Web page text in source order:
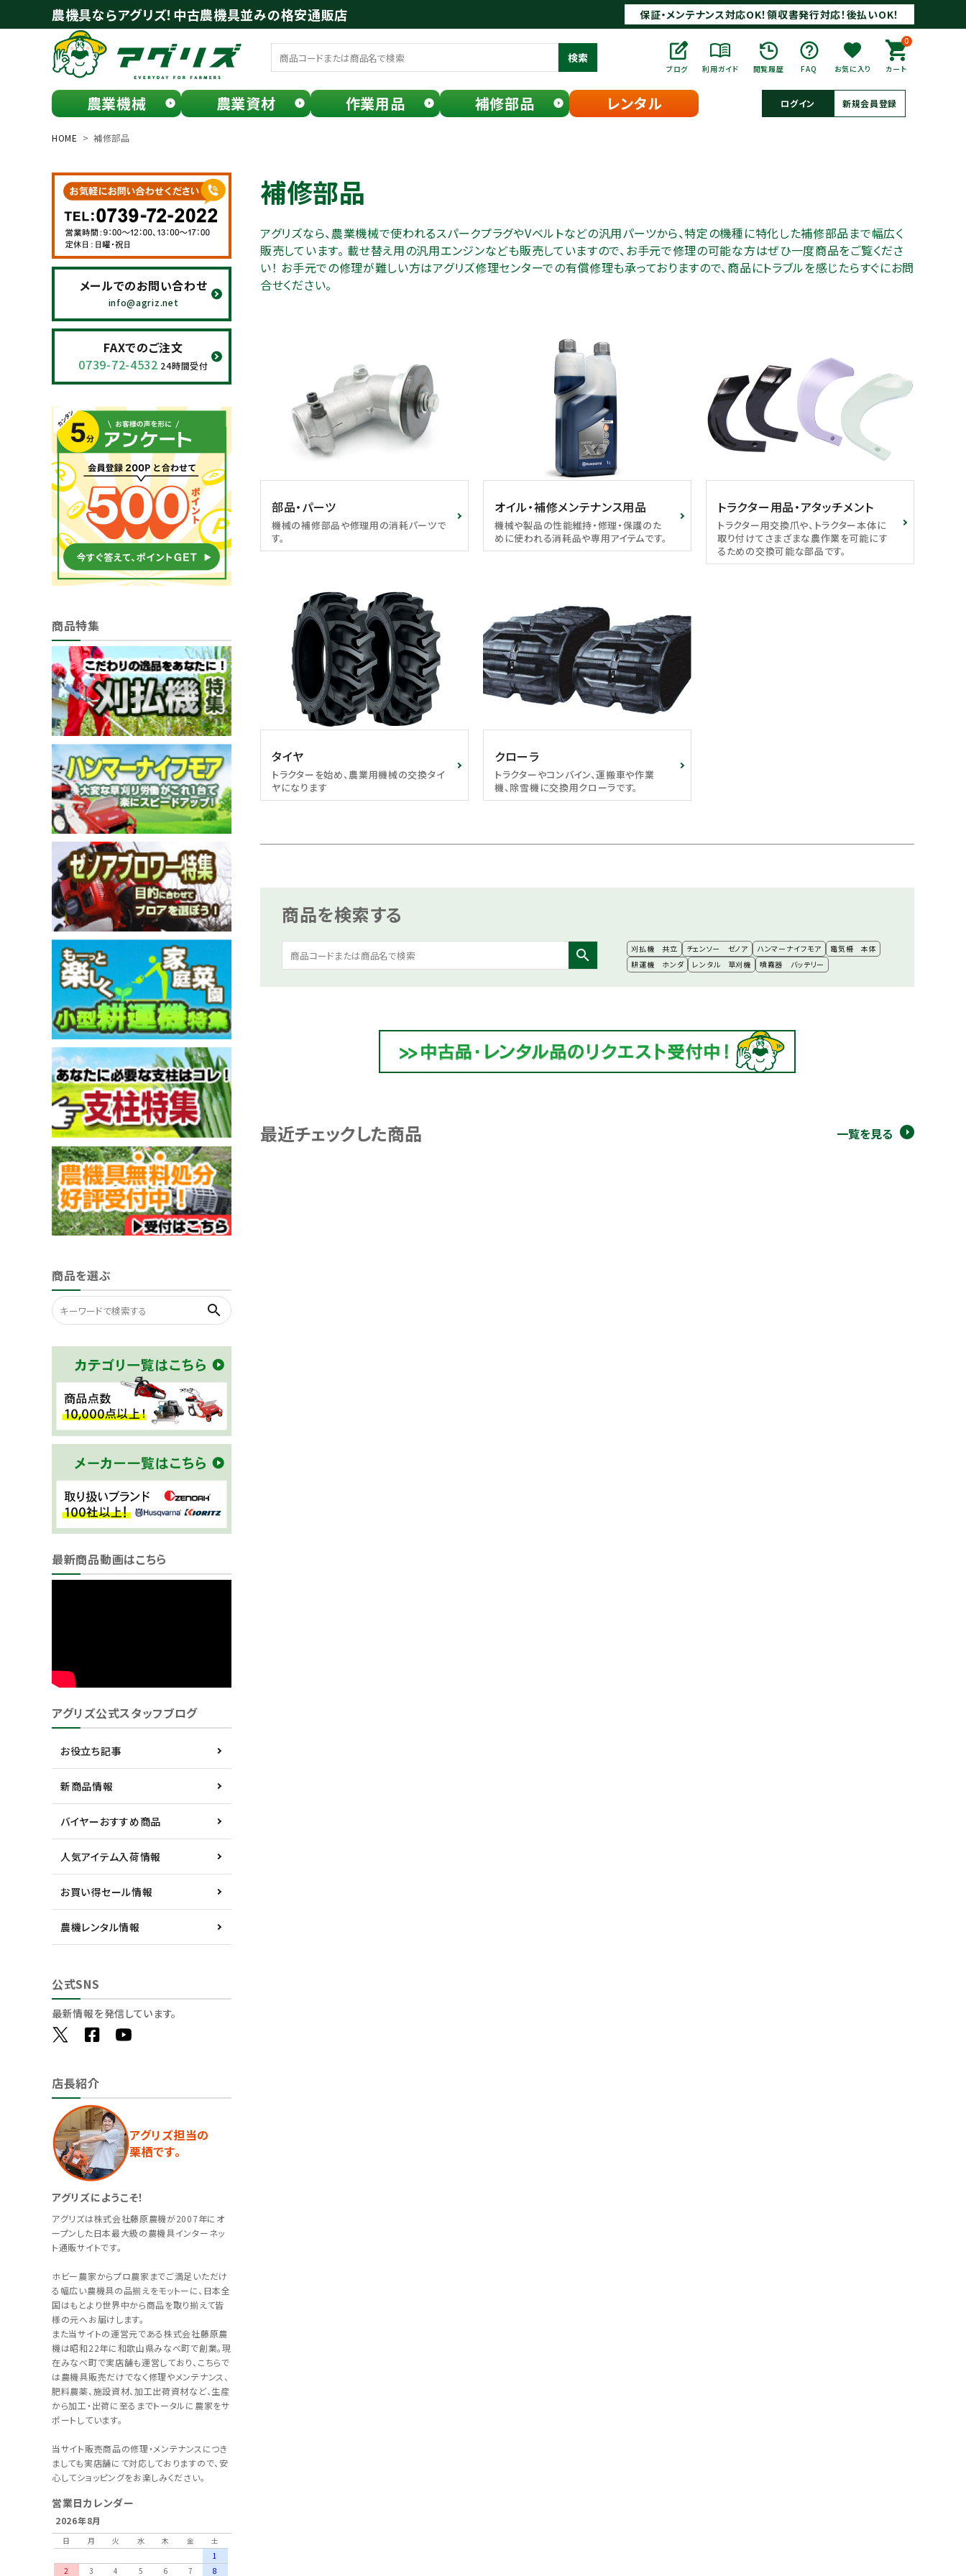
農機具ならアグリズ！中古農機具並みの格安通販店 保証・メンテナンス対応OK！領収書発行対応！後払いOK！
検索
ブログ 利用ガイド 閲覧履歴 FAQ お気に入り
0
カート
農業機械 農業資材 作業用品 補修部品 レンタル ログイン 新規会員登録
ログイン
search
農業資材
作業用品
補修部品
メールでのお問い合わせ
info@agriz.net
FAXでのご注文
0739-72-453224時間受付
HOME 補修部品
メールでのお問い合わせ
info@agriz.net
FAXでのご注文
0739-72-4532 24時間受付
商品特集
商品を選ぶ
search
最新商品動画はこちら
アグリズ公式スタッフブログ
お役立ち記事
新商品情報
バイヤーおすすめ商品
人気アイテム入荷情報
お買い得セール情報
農機レンタル情報
公式SNS
最新情報を発信しています。
店長紹介
アグリズ担当の
栗栖です。
アグリズにようこそ！
アグリズは株式会社藤原農機が2007年にオ
ープンした日本最大級の農機具インターネッ
ト通販サイトです。
ホビー農家からプロ農家までご満足いただけ
る幅広い農機具の品揃えをモットーに、日本全
国はもとより世界中から商品を取り揃えて皆
様の元へお届けします。
また当サイトの運営元である株式会社藤原農
機は昭和22年に和歌山県みなべ町で創業。現
在みなべ町で実店舗も運営しており、こちらで
は農機具販売だけでなく修理やメンテナンス、
肥料農薬、施設資材、加工出荷資材など、生産
から加工・出荷に至るまでトータルに農家をサ
ポートしています。
当サイト販売商品の修理・メンテナンスにつき
ましても実店舗にて対応しておりますので、安
心してショッピングをお楽しみください。
営業日カレンダー
2026年8月
日 月 火 水 木 金
土
1
2
3 4 5 6 7 8
補修部品
アグリズなら、農業機械で使われるスパークプラグやVベルトなどの汎用パーツから、特定の機種に特化した補修部品まで幅広く
販売しています。 載せ替え用の汎用エンジンなども販売していますので、お手元で修理の可能な方はぜひ一度商品をご覧くださ
い！ お手元での修理が難しい方はアグリズ修理センターでの有償修理も承っておりますので、商品にトラブルを感じたらすぐにお問
合せください。
部品・パーツ
機械の補修部品や修理用の消耗パーツで
す。
オイル・補修メンテナンス用品
機械や製品の性能維持・修理・保護のた
めに使われる消耗品や専用アイテムです。
トラクター用品・アタッチメント
トラクター用交換爪や、トラクター本体に
取り付けてさまざまな農作業を可能にす
るための交換可能な部品です。
タイヤ
トラクターを始め、農業用機械の交換タイ
ヤになります
クローラ
トラクターやコンバイン、運搬車や作業
機、除雪機に交換用クローラです。
商品を検索する
search 刈払機 共立 チェンソー ゼノア ハンマーナイフモア
電気柵 本体
耕運機 ホンダ
レンタル 草刈機 噴霧器 バッテリー
最近チェックした商品 一覧を見る